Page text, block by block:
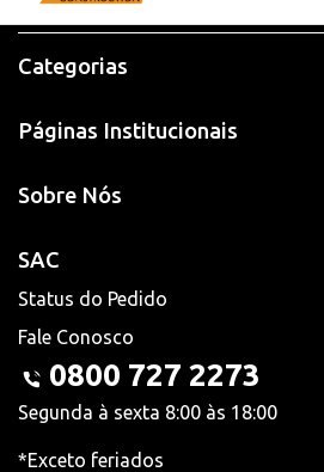
Categorias
Páginas Institucionais
Sobre Nós
SAC
Status do Pedido
Fale Conosco
0800 727 2273
Segunda à sexta 8:00 às 18:00
*Exceto feriados